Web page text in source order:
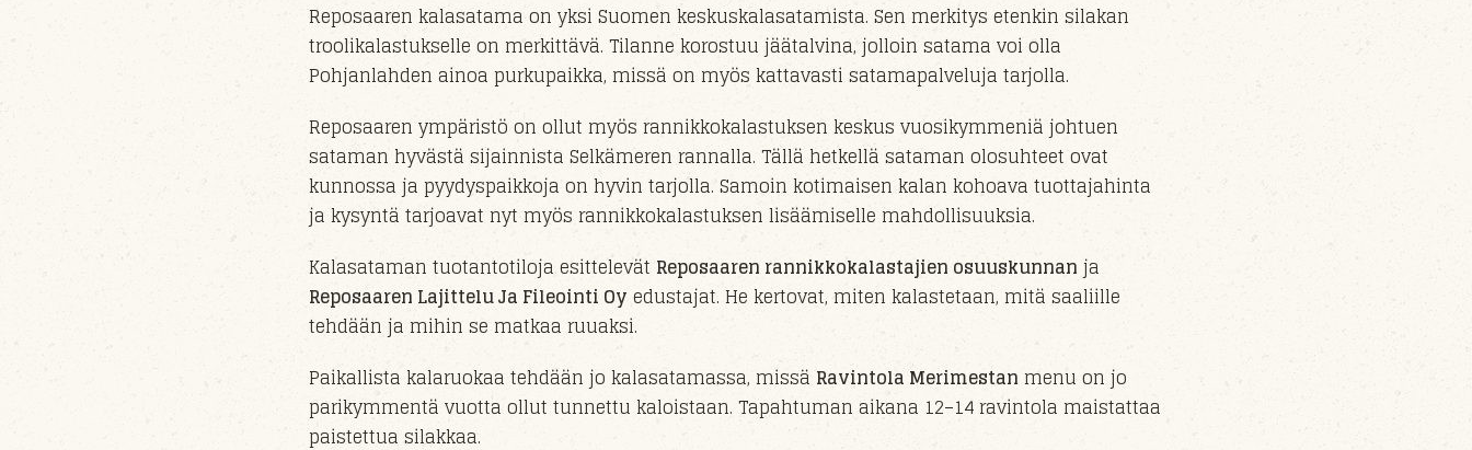
Reposaaren kalasatama on yksi Suomen keskuskalasatamista. Sen merkitys etenkin silakan
troolikalastukselle on merkittävä. Tilanne korostuu jäätalvina, jolloin satama voi olla
Pohjanlahden ainoa purkupaikka, missä on myös kattavasti satamapalveluja tarjolla.
Reposaaren ympäristö on ollut myös rannikkokalastuksen keskus vuosikymmeniä johtuen
sataman hyvästä sijainnista Selkämeren rannalla. Tällä hetkellä sataman olosuhteet ovat
kunnossa ja pyydyspaikkoja on hyvin tarjolla. Samoin kotimaisen kalan kohoava tuottajahinta
ja kysyntä tarjoavat nyt myös rannikkokalastuksen lisäämiselle mahdollisuuksia.
Kalasataman tuotantotiloja esittelevät Reposaaren rannikkokalastajien osuuskunnan ja
Reposaaren Lajittelu Ja Fileointi Oy edustajat. He kertovat, miten kalastetaan, mitä saaliille
tehdään ja mihin se matkaa ruuaksi.
Paikallista kalaruokaa tehdään jo kalasatamassa, missä Ravintola Merimestan menu on jo
parikymmentä vuotta ollut tunnettu kaloistaan. Tapahtuman aikana 12–14 ravintola maistattaa
paistettua silakkaa.